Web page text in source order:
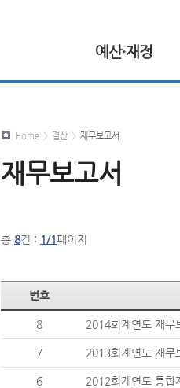
예산·재정
Home > 결산 > 재무보고서
재무보고서
총 8건 : 1/1페이지
번호
8 2014회계연도 재무
7 2013회계연도 재무
6 2012회계연도 통합